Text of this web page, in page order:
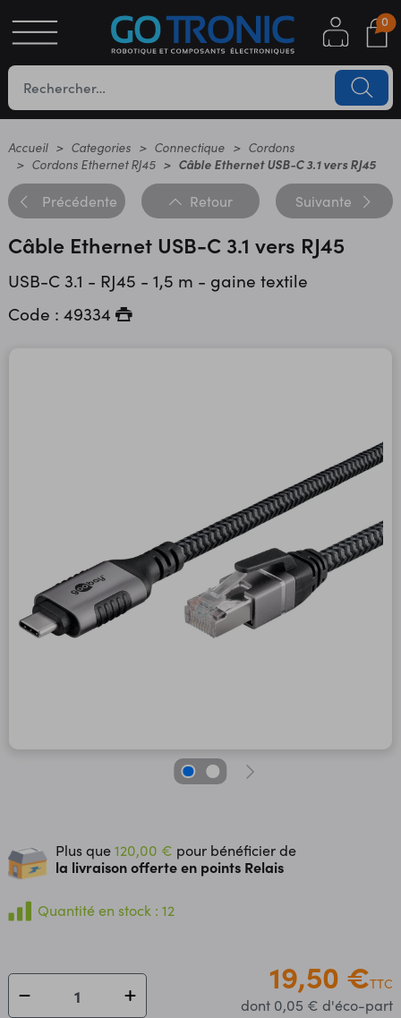
0
Accueil Categories Connectique
Cordons
Cordons Ethernet RJ45
Câble Ethernet USB-C 3.1 vers RJ45
Précédente Retour Suivante
Câble Ethernet USB-C 3.1 vers RJ45
USB-C 3.1 - RJ45 - 1,5 m - gaine textile
Code : 49334
Plus que120,00 € pour bénéficier de
la livraison offerte en points Relais
Quantité en stock : 12
19,50 €TTC
dont 0,05 € d'éco-part